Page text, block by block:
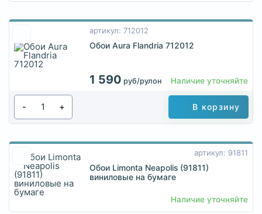
артикул: 712012
Обои Aura Flandria 712012
1 590 руб/рулон Наличие уточняйте
- + В корзину
артикул: 91811
Обои Limonta Neapolis (91811)
виниловые на бумаге
Наличие уточняйте